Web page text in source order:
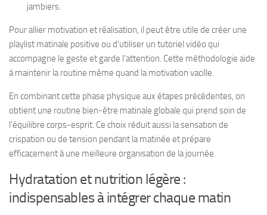
jambiers.
Pour allier motivation et réalisation, il peut être utile de créer une
playlist matinale positive ou d’utiliser un tutoriel vidéo qui
accompagne le geste et garde l’attention. Cette méthodologie aide
à maintenir la routine même quand la motivation vacille.
En combinant cette phase physique aux étapes précédentes, on
obtient une routine bien-être matinale globale qui prend soin de
l’équilibre corps-esprit. Ce choix réduit aussi la sensation de
crispation ou de tension pendant la matinée et prépare
efficacement à une meilleure organisation de la journée.
Hydratation et nutrition légère :
indispensables à intégrer chaque matin